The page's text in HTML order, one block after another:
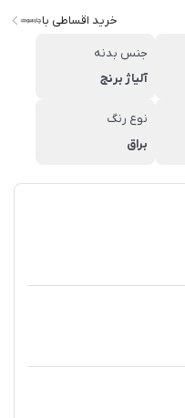
خرید اقساطی با
جنس بدنه
آلیاژ برنج
نوع رنگ
براق